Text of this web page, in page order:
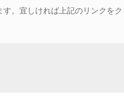
。宜しければ上記のリンクをク